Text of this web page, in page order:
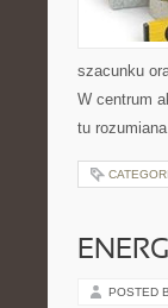
szacunku
W centrum
tu
POSTED